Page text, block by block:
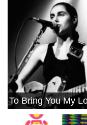
To Bring You My